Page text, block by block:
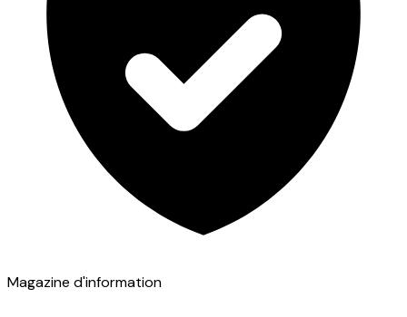
Magazine d'information